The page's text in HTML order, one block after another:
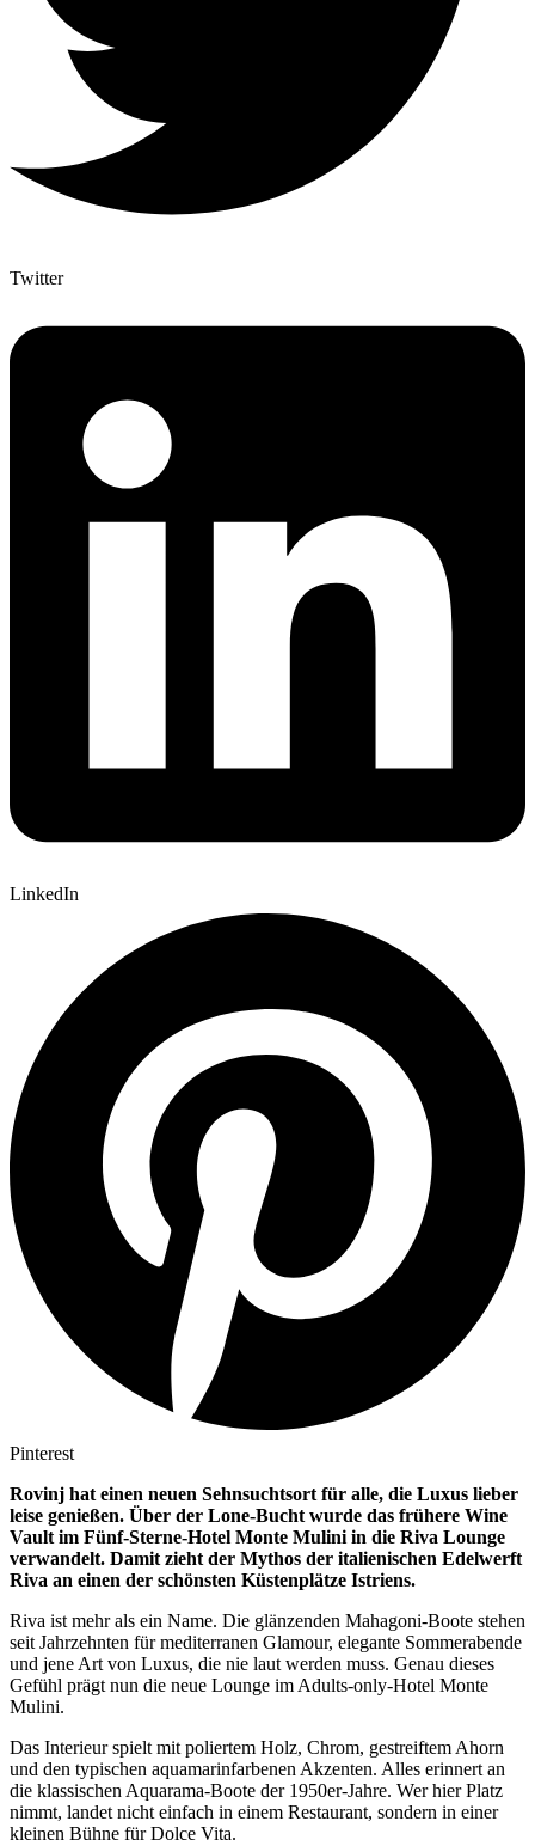
Twitter
LinkedIn
Pinterest
Rovinj hat einen neuen Sehnsuchtsort für alle, die Luxus lieber
leise genießen. Über der Lone-Bucht wurde das frühere Wine
Vault im Fünf-Sterne-Hotel Monte Mulini in die Riva Lounge
verwandelt. Damit zieht der Mythos der italienischen Edelwerft
Riva an einen der schönsten Küstenplätze Istriens.
Riva ist mehr als ein Name. Die glänzenden Mahagoni-Boote stehen
seit Jahrzehnten für mediterranen Glamour, elegante Sommerabende
und jene Art von Luxus, die nie laut werden muss. Genau dieses
Gefühl prägt nun die neue Lounge im Adults-only-Hotel Monte
Mulini.
Das Interieur spielt mit poliertem Holz, Chrom, gestreiftem Ahorn
und den typischen aquamarinfarbenen Akzenten. Alles erinnert an
die klassischen Aquarama-Boote der 1950er-Jahre. Wer hier Platz
nimmt, landet nicht einfach in einem Restaurant, sondern in einer
kleinen Bühne für Dolce Vita.